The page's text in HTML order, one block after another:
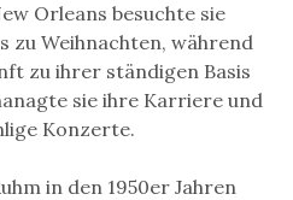
Orleans besuchte sie
zu Weihnachten, während
zu ihrer ständigen Basis
sie ihre Karriere und
Konzerte.
in den 1950er Jahren